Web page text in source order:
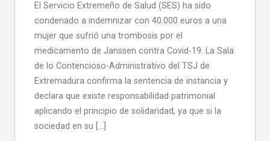
El Servicio Extremeño de Salud (SES) ha sido
condenado a indemnizar con 40.000 euros a una
mujer que sufrió una trombosis por el
medicamento de Janssen contra Covid-19. La Sala
de lo Contencioso-Administrativo del TSJ de
Extremadura confirma la sentencia de instancia y
declara que existe responsabilidad patrimonial
aplicando el principio de solidaridad, ya que si la
sociedad en su […]